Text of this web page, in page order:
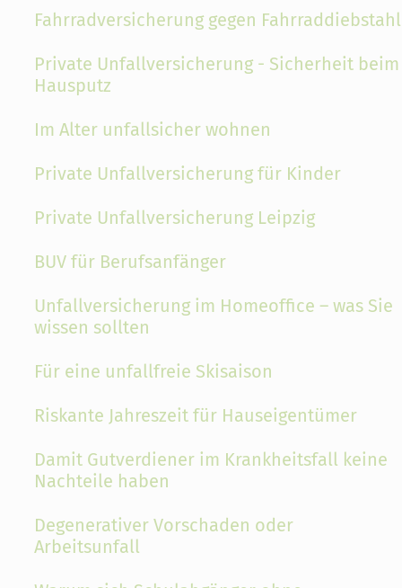
Fahrradversicherung gegen Fahrraddiebstahl
Private Unfallversicherung - Sicherheit beim
Hausputz
Im Alter unfallsicher wohnen
Private Unfallversicherung für Kinder
Private Unfallversicherung Leipzig
BUV für Berufsanfänger
Unfallversicherung im Homeoffice – was Sie
wissen sollten
Für eine unfallfreie Skisaison
Riskante Jahreszeit für Hauseigentümer
Damit Gutverdiener im Krankheitsfall keine
Nachteile haben
Degenerativer Vorschaden oder
Arbeitsunfall